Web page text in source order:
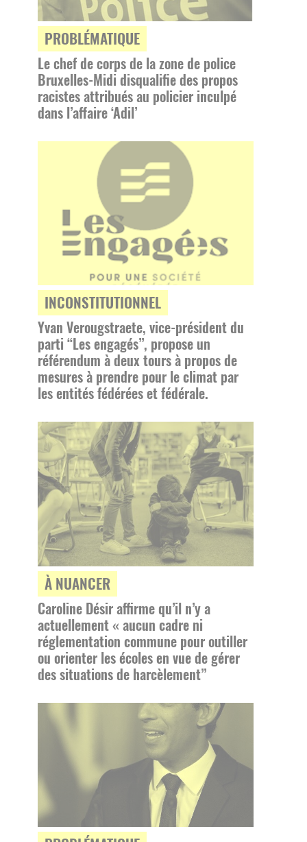
PROBLÉMATIQUE
Le chef de corps de la zone de police
Bruxelles-Midi disqualifie des propos
racistes attribués au policier inculpé
dans l’affaire ‘Adil’
INCONSTITUTIONNEL
Yvan Verougstraete, vice-président du
parti “Les engagés”, propose un
référendum à deux tours à propos de
mesures à prendre pour le climat par
les entités fédérées et fédérale.
À NUANCER
Caroline Désir affirme qu’il n’y a
actuellement « aucun cadre ni
réglementation commune pour outiller
ou orienter les écoles en vue de gérer
des situations de harcèlement”